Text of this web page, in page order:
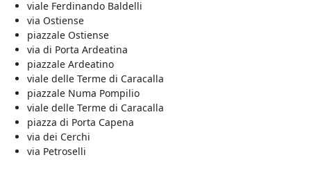
viale Ferdinando Baldelli
via Ostiense
piazzale Ostiense
via di Porta Ardeatina
piazzale Ardeatino
viale delle Terme di Caracalla
piazzale Numa Pompilio
viale delle Terme di Caracalla
piazza di Porta Capena
via dei Cerchi
via Petroselli